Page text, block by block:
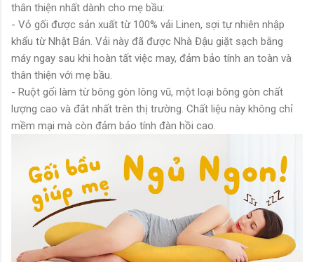
thân thiện nhất dành cho mẹ bầu:
- Vỏ gối được sản xuất từ 100% vải Linen, sợi tự nhiên nhập
khẩu từ Nhật Bản. Vải này đã được Nhà Đậu giặt sạch bằng
máy ngay sau khi hoàn tất việc may, đảm bảo tính an toàn và
thân thiện với mẹ bầu.
- Ruột gối làm từ bông gòn lông vũ, một loại bông gòn chất
lượng cao và đắt nhất trên thị trường. Chất liệu này không chỉ
mềm mại mà còn đảm bảo tính đàn hồi cao.